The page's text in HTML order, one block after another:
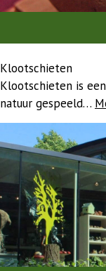
Klootschieten
Klootschieten is
natuur gespeeld…